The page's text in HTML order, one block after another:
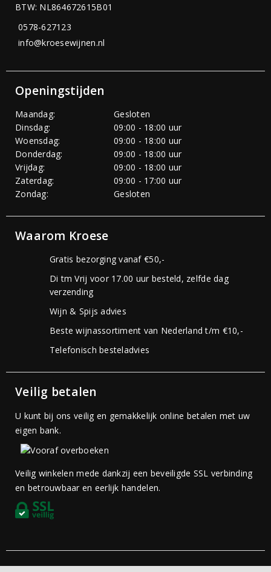
BTW: NL864672615B01
0578-627123
info@kroesewijnen.nl
Openingstijden
Maandag:
Gesloten
Dinsdag:
09:00 - 18:00 uur
Woensdag:
09:00 - 18:00 uur
Donderdag:
09:00 - 18:00 uur
Vrijdag:
09:00 - 18:00 uur
Zaterdag:
09:00 - 17:00 uur
Zondag:
Gesloten
Waarom Kroese
Gratis bezorging vanaf €50,-
Di tm Vrij voor 17.00 uur besteld, zelfde dag
verzending
Wijn & Spijs advies
Beste wijnassortiment van Nederland t/m €10,-
Telefonisch besteladvies
Veilig betalen
U kunt bij ons veilig en gemakkelijk online betalen met uw
eigen bank.
Veilig winkelen mede dankzij een beveiligde SSL verbinding
en betrouwbaar en eerlijk handelen.